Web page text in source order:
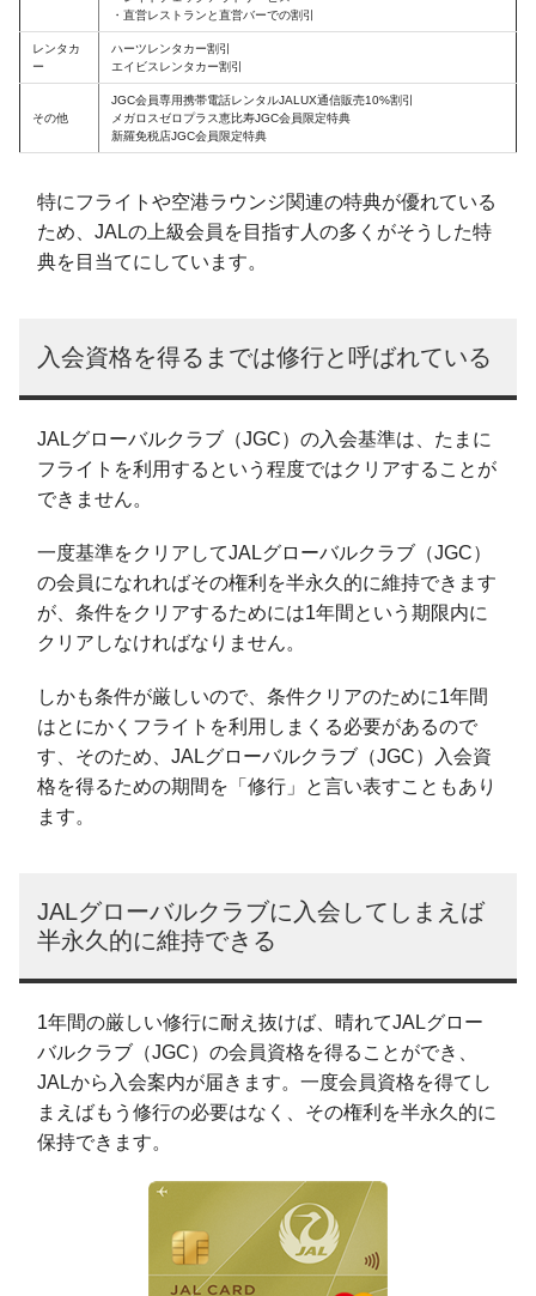
・直営レストランと直営バーでの割引
レンタカ
ー
ハーツレンタカー割引
エイビスレンタカー割引
その他
JGC会員専用携帯電話レンタルJALUX通信販売10%割引
メガロスゼロプラス恵比寿JGC会員限定特典
新羅免税店JGC会員限定特典
特にフライトや空港ラウンジ関連の特典が優れている
ため、JALの上級会員を目指す人の多くがそうした特
典を目当てにしています。
入会資格を得るまでは修行と呼ばれている
JALグローバルクラブ（JGC）の入会基準は、たまに
フライトを利用するという程度ではクリアすることが
できません。
一度基準をクリアしてJALグローバルクラブ（JGC）
の会員になれればその権利を半永久的に維持できます
が、条件をクリアするためには1年間という期限内に
クリアしなければなりません。
しかも条件が厳しいので、条件クリアのために1年間
はとにかくフライトを利用しまくる必要があるので
す、そのため、JALグローバルクラブ（JGC）入会資
格を得るための期間を「修行」と言い表すこともあり
ます。
JALグローバルクラブに入会してしまえば
半永久的に維持できる
1年間の厳しい修行に耐え抜けば、晴れてJALグロー
バルクラブ（JGC）の会員資格を得ることができ、
JALから入会案内が届きます。一度会員資格を得てし
まえばもう修行の必要はなく、その権利を半永久的に
保持できます。